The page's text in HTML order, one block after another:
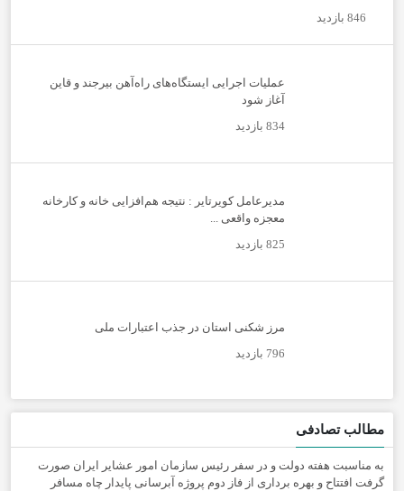
846 بازدید
عملیات اجرایی ایستگاه‌های راه‌آهن بیرجند و قاین
آغاز شود
834 بازدید
مدیرعامل کویرتایر : نتیجه هم‌افزایی خانه و کارخانه
معجزه واقعی ...
825 بازدید
مرز شکنی استان در جذب اعتبارات ملی
796 بازدید
مطالب تصادفی
به مناسبت هفته دولت و در سفر رئیس سازمان امور عشایر ایران صورت
گرفت افتتاح و بهره برداری از فاز دوم پروژه آبرسانی پایدار چاه مسافر